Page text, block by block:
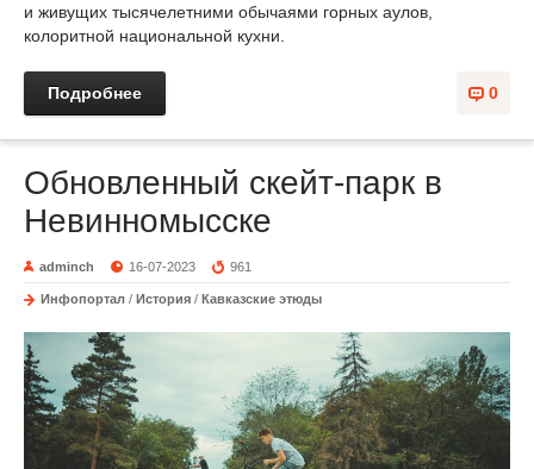
и живущих тысячелетними обычаями горных аулов,
колоритной национальной кухни.
0
Подробнее
Обновленный скейт-парк в
Невинномысске
adminch 16-07-2023 961
Инфопортал / История / Кавказские этюды